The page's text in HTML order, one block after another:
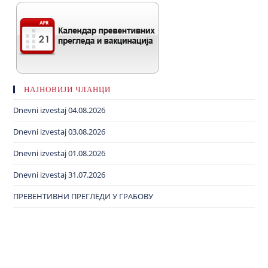
НАЈНОВИЈИ ЧЛАНЦИ
Dnevni izvestaj 04.08.2026
Dnevni izvestaj 03.08.2026
Dnevni izvestaj 01.08.2026
Dnevni izvestaj 31.07.2026
ПРЕВЕНТИВНИ ПРЕГЛЕДИ У ГРАБОВУ